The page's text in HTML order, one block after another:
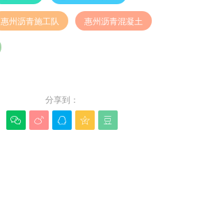
惠州沥青施工队 惠州沥青混凝土
分享到：
    